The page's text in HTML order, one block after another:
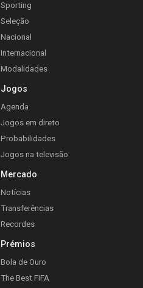
Sporting
Seleção
Nacional
Internacional
Modalidades
Jogos
Agenda
Jogos em direto
Probabilidades
Jogos na televisão
Mercado
Notícias
Transferências
Recordes
Prémios
Bola de Ouro
The Best FIFA